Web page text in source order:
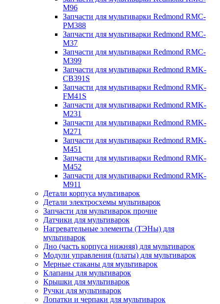
M96
Запчасти для мультиварки Redmond RMC-
PM388
Запчасти для мультиварки Redmond RMC-
M37
Запчасти для мультиварки Redmond RMC-
M399
Запчасти для мультиварки Redmond RMK-
CB391S
Запчасти для мультиварки Redmond RMK-
FM41S
Запчасти для мультиварки Redmond RMK-
M231
Запчасти для мультиварки Redmond RMK-
M271
Запчасти для мультиварки Redmond RMK-
M451
Запчасти для мультиварки Redmond RMK-
M452
Запчасти для мультиварки Redmond RMK-
M911
Детали корпуса мультиварок
Детали электросхемы мультиварок
Запчасти для мультиварок прочие
Датчики для мультиварок
Нагревательные элементы (ТЭНы) для
мультиварок
Дно (часть корпуса нижняя) для мультиварок
Модули управления (платы) для мультиварок
Мерные стаканы для мультиварок
Клапаны для мультиварок
Крышки для мультиварок
Ручки для мультиварок
Лопатки и черпаки для мультиварок